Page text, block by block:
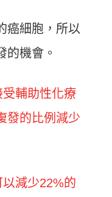
癌細胞，所以
的機會。
受輔助性化療
發的比例減少
減少22%的